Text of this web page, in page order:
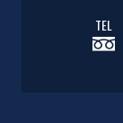
TEL